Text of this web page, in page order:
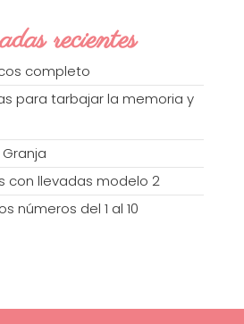
recientes
completo
para tarbajar la memoria y
con llevadas modelo 2
números del 1 al 10